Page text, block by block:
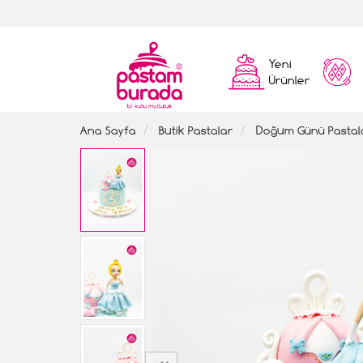
Yeni
Ürünler
Ana Sayfa Butik Pastalar Doğum Günü